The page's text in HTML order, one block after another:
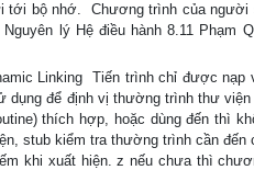
bộ nhớ.  Chương trình của
lý Hệ điều hành 8.11 Phạm
Linking  Tiến trình chỉ được
dụng để định vị thường trình thư
thích hợp, hoặc dùng đến thì
stub kiểm tra thường trình cần
khi xuất hiện. z nếu chưa thì